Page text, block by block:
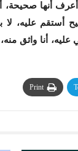
أنها صحيحة،
عليه، لا
أنا واثق
Print